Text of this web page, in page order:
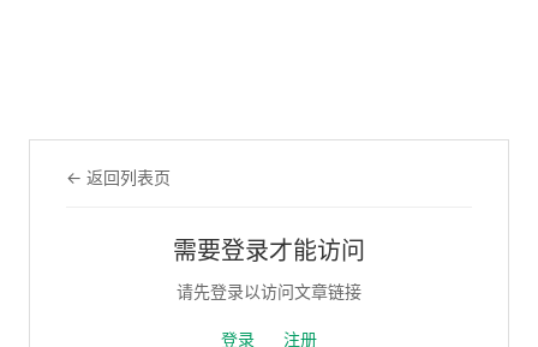
← 返回列表页
需要登录才能访问
请先登录以访问文章链接
登录 注册